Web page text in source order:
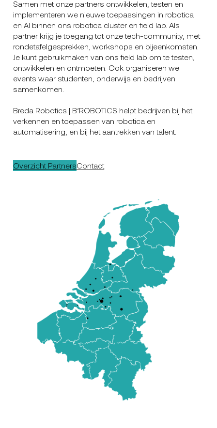
Samen met onze partners ontwikkelen, testen en
implementeren we nieuwe toepassingen in robotica
en AI binnen ons robotica cluster en field lab. Als
partner krijg je toegang tot onze tech-community, met
rondetafelgesprekken, workshops en bijeenkomsten.
Je kunt gebruikmaken van ons field lab om te testen,
ontwikkelen en ontmoeten. Ook organiseren we
events waar studenten, onderwijs en bedrijven
samenkomen.
Breda Robotics | B’ROBOTICS helpt bedrijven bij het
verkennen en toepassen van robotica en
automatisering, en bij het aantrekken van talent.
Overzicht PartnersContact